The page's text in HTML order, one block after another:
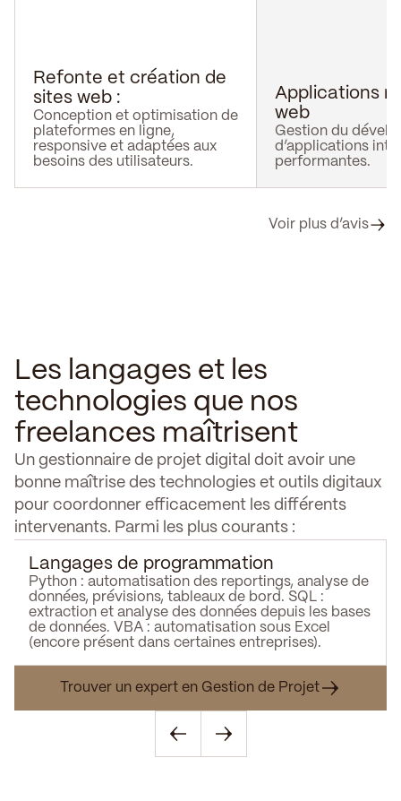
Refonte et création de
sites web :
Conception et optimisation de
plateformes en ligne,
responsive et adaptées aux
besoins des utilisateurs.
Applications
web
Gestion du
d’applications
performantes.
Voir plus d’avis
Les langages et les
technologies que nos
freelances maîtrisent
Un gestionnaire de projet digital doit avoir une
bonne maîtrise des technologies et outils digitaux
pour coordonner efficacement les différents
intervenants. Parmi les plus courants :
Langages de programmation
Python : automatisation des reportings, analyse de
données, prévisions, tableaux de bord. SQL :
extraction et analyse des données depuis les bases
de données. VBA : automatisation sous Excel
(encore présent dans certaines entreprises).
Trouver un expert en Gestion de Projet